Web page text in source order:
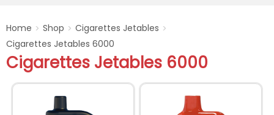
Home > Shop > Cigarettes Jetables >
Cigarettes Jetables 6000
Cigarettes Jetables 6000